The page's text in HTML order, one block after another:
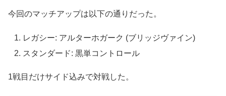
今回のマッチアップは以下の通りだった。
レガシー: アルターホガーク (ブリッジヴァイン)
スタンダード: 黒単コントロール
1戦目だけサイド込みで対戦した。